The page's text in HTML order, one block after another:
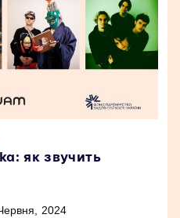
як звучить
2024